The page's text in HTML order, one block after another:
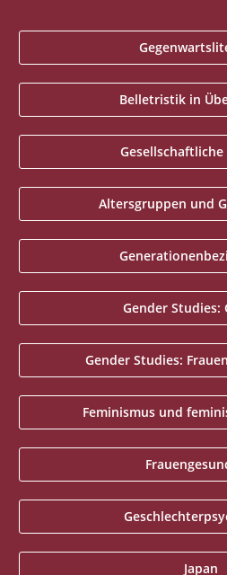
Belletristik in
Altersgruppen und
Gender Studies:
Gender Studies:
Feminismus und
Japan